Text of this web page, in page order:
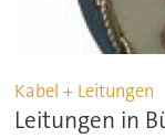
Kabel + Leitungen
Leitungen in